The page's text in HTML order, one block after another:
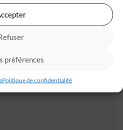
préférences
Politique de confidentialité